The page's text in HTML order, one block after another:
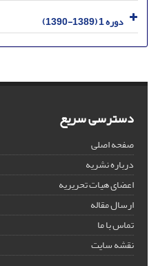
دوره 1 (1389-1390)
دسترسی سریع
صفحه اصلی
درباره نشریه
اعضای هیات تحریریه
ارسال مقاله
تماس با ما
نقشه سایت